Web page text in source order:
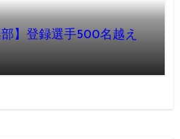
部】登録選手500名越え